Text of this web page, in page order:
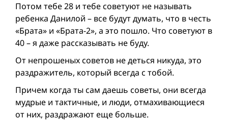
Потом тебе 28 и тебе советуют не называть
ребенка Данилой – все будут думать, что в честь
«Брата» и «Брата-2», а это пошло. Что советуют в
40 – я даже рассказывать не буду.
От непрошеных советов не деться никуда, это
раздражитель, который всегда с тобой.
Причем когда ты сам даешь советы, они всегда
мудрые и тактичные, и люди, отмахивающиеся
от них, раздражают еще больше.